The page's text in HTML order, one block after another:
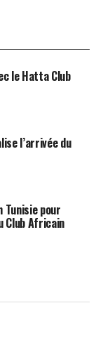
le Hatta Club
l’arrivée du
Tunisie pour
Africain